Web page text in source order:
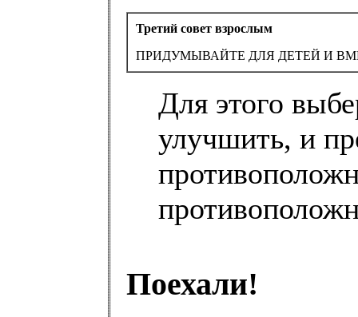
Третий совет взрослым
ПРИДУМЫВАЙТЕ ДЛЯ ДЕТЕЙ И
Для этого
улучшить, и
Поехали!